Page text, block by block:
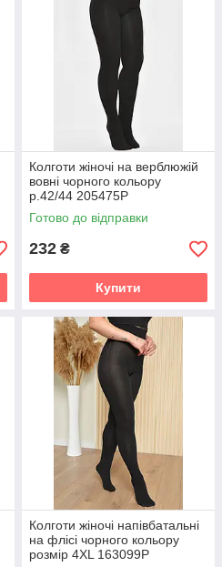
Колготи жіночі на верблюжій
вовні чорного кольору
р.42/44 205475P
Готово до відправки
232 ₴
Купити
Колготи жіночі напівбатальні
на флісі чорного кольору
розмір 4XL 163099P